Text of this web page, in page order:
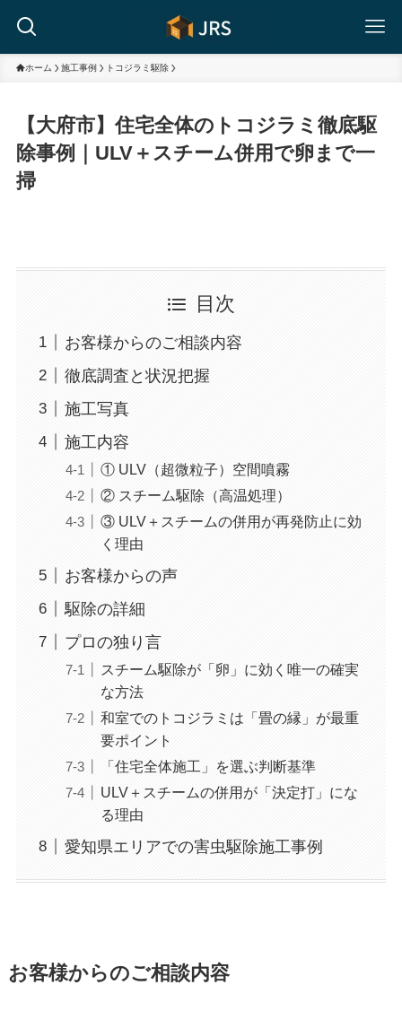
ホーム 施工事例 トコジラミ駆除
【大府市】住宅全体のトコジラミ徹底駆
除事例｜ULV＋スチーム併用で卵まで一
掃
目次
お客様からのご相談内容
徹底調査と状況把握
施工写真
施工内容
① ULV（超微粒子）空間噴霧
② スチーム駆除（高温処理）
③ ULV＋スチームの併用が再発防止に効
く理由
お客様からの声
駆除の詳細
プロの独り言
スチーム駆除が「卵」に効く唯一の確実
な方法
和室でのトコジラミは「畳の縁」が最重
要ポイント
「住宅全体施工」を選ぶ判断基準
ULV＋スチームの併用が「決定打」にな
る理由
愛知県エリアでの害虫駆除施工事例
お客様からのご相談内容